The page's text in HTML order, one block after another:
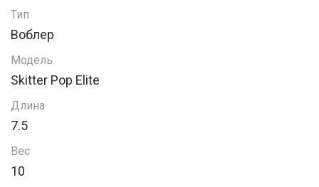
Тип
Воблер
Модель
Skitter Pop Elite
Длина
7.5
Вес
10